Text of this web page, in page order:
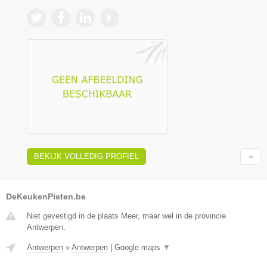
BEKIJK VOLLEDIG PROFIEL
DeKeukenPieten.be
Niet gevestigd in de plaats Meer, maar wel in de provincie
Antwerpen.
Antwerpen » Antwerpen Google maps ▼